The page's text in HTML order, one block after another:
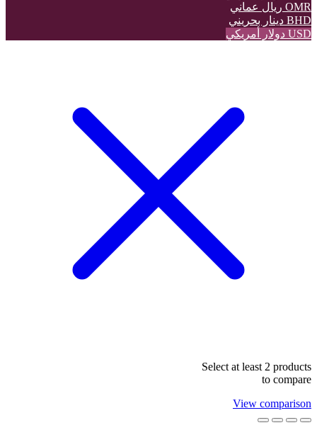
OMR ريال عماني
BHD دينار بحريني
USD دولار أمريكي
Select at least 2 products
to compare
View comparison